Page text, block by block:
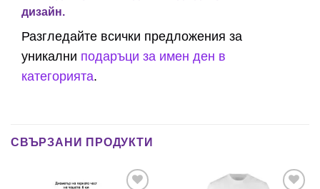
дизайн.
Разгледайте всички предложения за
уникални подаръци за имен ден в
категорията.
СВЪРЗАНИ ПРОДУКТИ